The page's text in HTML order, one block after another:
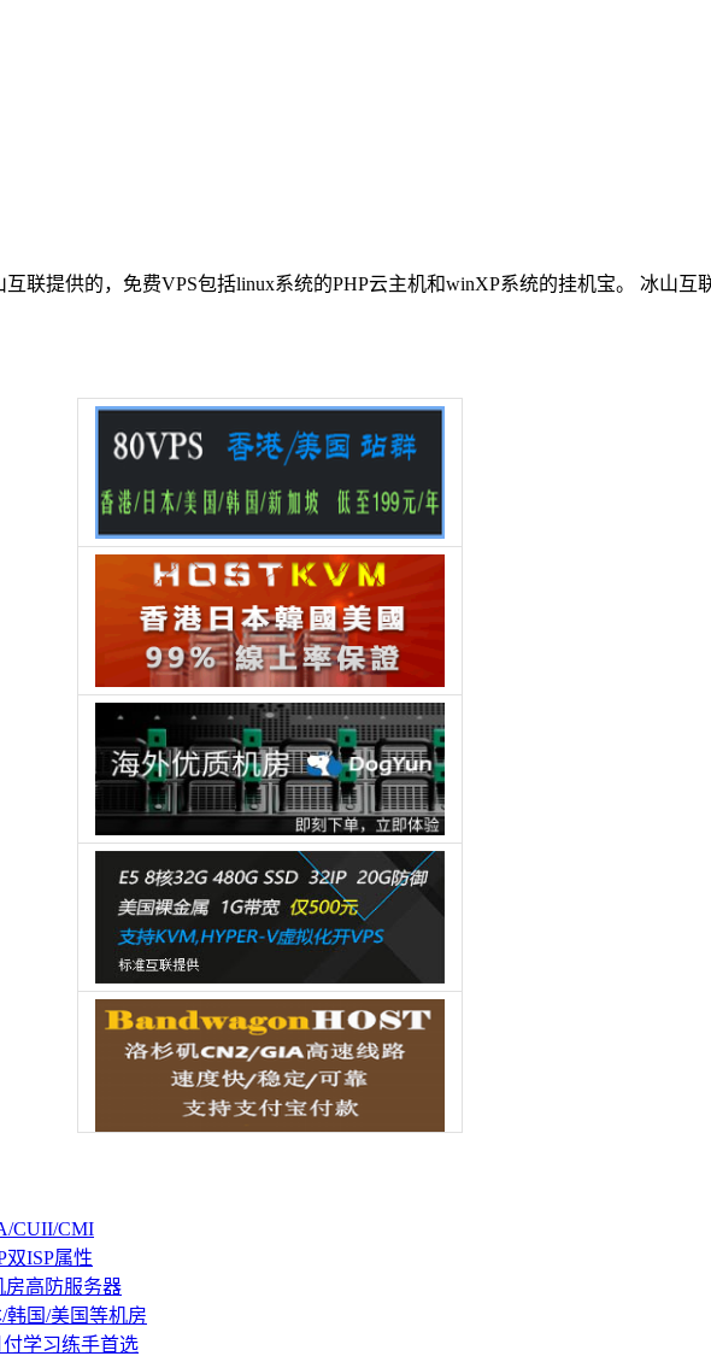
联提供的，免费VPS包括linux系统的PHP云主机和winXP系统的挂机宝。 冰山
CUII/CMI
ISP属性
房高防服务器
韩国/美国等机房
学习练手首选